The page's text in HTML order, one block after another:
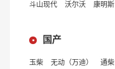
斗山现代 沃尔沃 康明斯
国产
玉柴 无动（万迪） 通柴